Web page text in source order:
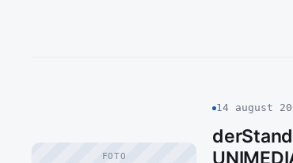
FOTO
14 august